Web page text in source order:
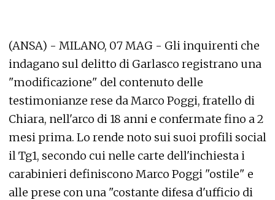
(ANSA) - MILANO, 07 MAG - Gli inquirenti che
indagano sul delitto di Garlasco registrano una
"modificazione" del contenuto delle
testimonianze rese da Marco Poggi, fratello di
Chiara, nell'arco di 18 anni e confermate fino a 2
mesi prima. Lo rende noto sui suoi profili social
il Tg1, secondo cui nelle carte dell'inchiesta i
carabinieri definiscono Marco Poggi "ostile" e
alle prese con una "costante difesa d'ufficio di